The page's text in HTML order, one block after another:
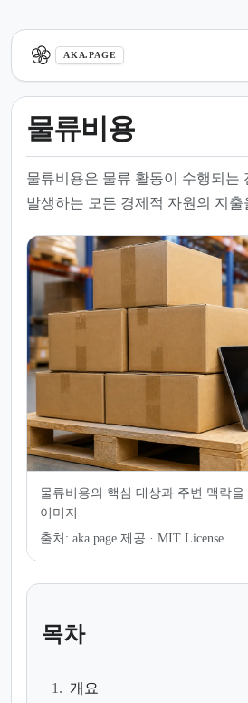
AKA.PAGE
물류비용
물류비용은 물류 활동이 수행되는
발생하는 모든 경제적 자원의 지출
물류비용의 핵심 대상과 주변 맥락을
이미지
출처: aka.page 제공 · MIT License
목차
1. 개요